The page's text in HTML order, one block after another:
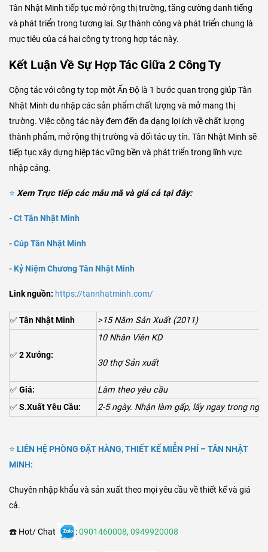
Tân Nhật Minh tiếp tục mở rộng thị trường, tăng cường danh tiếng
và phát triển trong tương lai. Sự thành công và phát triển chung là
mục tiêu của cả hai công ty trong hợp tác này.
Kết Luận Về Sự Hợp Tác Giữa 2 Công Ty
Cộng tác với công ty top một Ấn Độ là 1 bước quan trọng giúp Tân
Nhật Minh du nhập các sản phẩm chất lượng và mở mang thị
trường. Việc cộng tác này đem đến đa dạng lợi ích về chất lượng
thành phẩm, mở rộng thị trường và đối tác uy tín. Tân Nhật Minh sẽ
tiếp tục xây dựng hiệp tác vững bền và phát triển trong lĩnh vực
nhập cảng.
⭐ Xem Trực tiếp các mẫu mã và giá cả tại đây:
- Ct Tân Nhật Minh
-Cúp Tân Nhật Minh
- Kỷ Niệm ChươngTân Nhật Minh
Link nguồn: https://tannhatminh.com/
✅Tân Nhật Minh >15 Năm Sản Xuất (2011)
✅2 Xưởng:
10 Nhân Viên KD
30 thợ Sản xuất
✅Giá:
Làm theo yêu cầu
✅S.Xuất Yêu Cầu: 2-5 ngày. Nhận làm gấp, lấy ngay trong
⭐ LIÊN HỆ PHÒNG ĐẶT HÀNG, THIẾT KẾ MIỄN PHÍ – TÂN NHẬT
MINH:
Chuyên nhập khẩu và sản xuất theo mọi yêu cầu về thiết kế và giá
cả.
☎️ Hot/ Chat :0901460008, 0949920008